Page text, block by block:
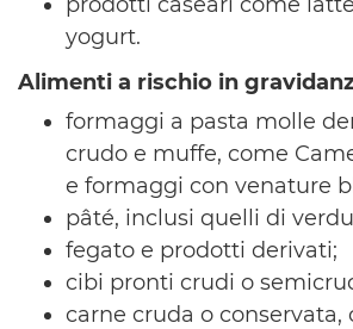
yogurt.
Alimenti a rischio in
formaggi a pasta molle
crudo e muffe, come
e formaggi con venature
pâté, inclusi quelli di
fegato e prodotti derivati;
cibi pronti crudi o
carne cruda o conservata,